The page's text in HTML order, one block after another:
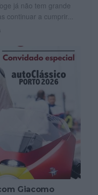
já não tem grande
continuar a cumprir...
Giacomo